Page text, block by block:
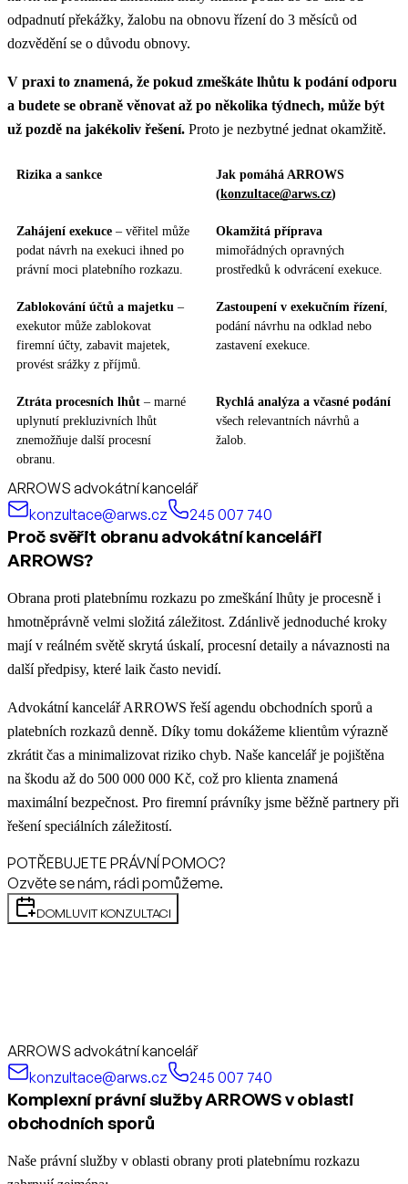
odpadnutí překážky, žalobu na obnovu řízení do 3 měsíců od
dozvědění se o důvodu obnovy.
V praxi to znamená, že pokud zmeškáte lhůtu k podání odporu
a budete se obraně věnovat až po několika týdnech, může být
už pozdě na jakékoliv řešení. Proto je nezbytné jednat okamžitě.
Rizika a sankce
Jak pomáhá ARROWS
(konzultace@arws.cz)
Zahájení exekuce – věřitel může
podat návrh na exekuci ihned po
právní moci platebního rozkazu.
Okamžitá příprava
mimořádných opravných
prostředků k odvrácení exekuce.
Zablokování účtů a majetku –
exekutor může zablokovat
firemní účty, zabavit majetek,
provést srážky z příjmů.
Zastoupení v exekučním řízení
podání návrhu na odklad nebo
zastavení exekuce.
Ztráta procesních lhůt – marné
uplynutí prekluzivních lhůt
znemožňuje další procesní
obranu.
Rychlá analýza a včasné podání
všech relevantních návrhů a
žalob.
ARROWS advokátní kancelář
konzultace@arws.cz
245 007 740
Proč svěřit obranu advokátní kanceláři
ARROWS?
Obrana proti platebnímu rozkazu po zmeškání lhůty je procesně i
hmotněprávně velmi složitá záležitost. Zdánlivě jednoduché kroky
mají v reálném světě skrytá úskalí, procesní detaily a návaznosti na
další předpisy, které laik často nevidí.
Advokátní kancelář ARROWS řeší agendu obchodních sporů a
platebních rozkazů denně. Díky tomu dokážeme klientům výrazně
zkrátit čas a minimalizovat riziko chyb. Naše kancelář je pojištěna
na škodu až do 500 000 000 Kč, což pro klienta znamená
maximální bezpečnost. Pro firemní právníky jsme běžně partnery při
řešení speciálních záležitostí.
POTŘEBUJETE PRÁVNÍ POMOC?
Ozvěte se nám, rádi pomůžeme.
DOMLUVIT KONZULTACI
ARROWS advokátní kancelář
konzultace@arws.cz
245 007 740
Komplexní právní služby ARROWS v oblasti
obchodních sporů
Naše právní služby v oblasti obrany proti platebnímu rozkazu